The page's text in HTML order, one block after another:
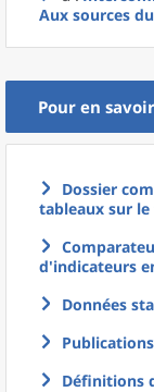
Aux sources
Pour en
Dossier
tableaux sur
d'indicateurs
Données
Définitions